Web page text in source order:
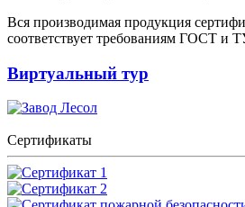
Вся производимая продукция
соответствует требованиям ГОСТ и
Виртуальный тур
Сертификаты